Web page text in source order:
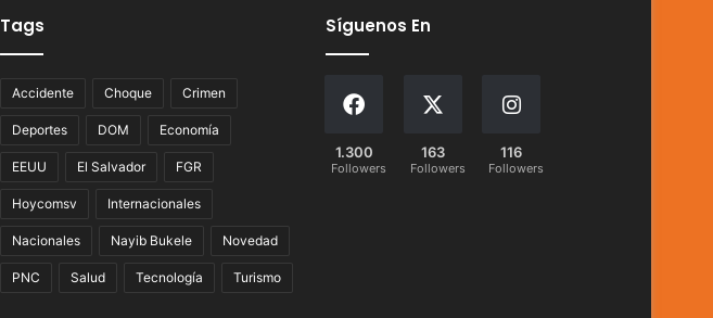
Tags
Accidente Choque Crimen
Deportes DOM Economía
EEUU El Salvador FGR
Hoycomsv Internacionales
Nacionales Nayib Bukele Novedad
PNC Salud Tecnología Turismo
Síguenos En
1.300
Followers
163
Followers
116
Followers